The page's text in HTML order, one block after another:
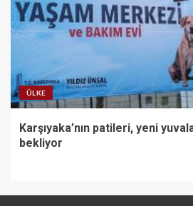
ÜLKE
Karşıyaka’nın patileri, yeni
bekliyor